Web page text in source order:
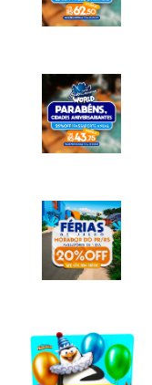
INFO
INFO
INFO